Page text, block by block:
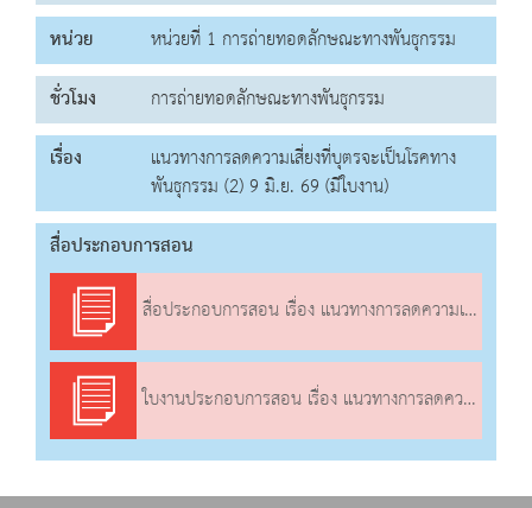
หน่วย
หน่วยที่ 1 การถ่ายทอดลักษณะทางพันธุกรรม
ชั่วโมง
การถ่ายทอดลักษณะทางพันธุกรรม
เรื่อง
แนวทางการลดความเสี่ยงที่บุตรจะเป็นโรคทาง
พันธุกรรม (2) 9 มิ.ย. 69 (มีใบงาน)
สื่อประกอบการสอน
สื่อประกอบการสอน เรื่อง แนวทางการลดความเสี่ยงที่บุตรจะเป็นโรคทางพันธุกรรม (2)
ใบงานประกอบการสอน เรื่อง แนวทางการลดความเสี่ยงที่บุตรจะเป็นโรคทางพันธุกรรม (2)